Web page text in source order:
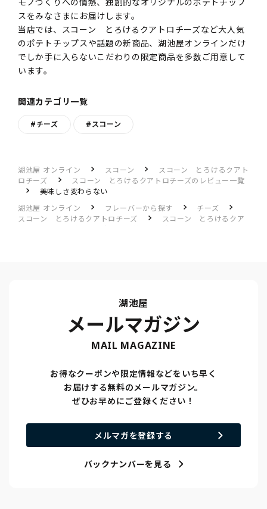
スをみなさまにお届けします。
当店では、スコーン とろけるクアトロチーズなど大人気
のポテトチップスや話題の新商品、湖池屋オンラインだけ
でしか手に入らないこだわりの限定商品を多数ご用意して
います。
関連カテゴリ一覧
#チーズ #スコーン
湖池屋 オンライン スコーン
スコーン とろけるクアト
ロチーズ
スコーン とろけるクアトロチーズのレビュー一覧
美味しさ変わらない
湖池屋 オンライン
フレーバーから探す
チーズ
スコーン とろけるクアトロチーズ
スコーン とろけるクア
湖池屋
メールマガジン
MAIL MAGAZINE
お得なクーポンや限定情報などをいち早く
お届けする無料のメールマガジン。
ぜひお早めにご登録ください！
メルマガを登録する
バックナンバーを見る